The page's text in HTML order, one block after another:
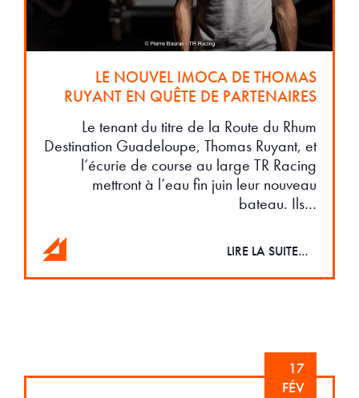
LE NOUVEL IMOCA DE THOMAS
RUYANT EN QUÊTE DE PARTENAIRES
Le tenant du titre de la Route du Rhum
Destination Guadeloupe, Thomas Ruyant, et
l’écurie de course au large TR Racing
mettront à l’eau fin juin leur nouveau
bateau. Ils…
LIRE LA SUITE…
17
FÉV